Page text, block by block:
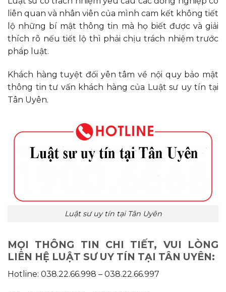
liên quan và nhân viên của mình cam kết không tiết
lộ những bí mật thông tin mà họ biết được và giải
thích rõ nếu tiết lộ thì phải chịu trách nhiệm trước
pháp luật.
Khách hàng tuyệt đối yên tâm về nội quy bảo mật
thông tin tư vấn khách hàng của Luật sư uy tín tại
Tân Uyên.
Luật sư uy tín tại Tân Uyên
MỌI THÔNG TIN CHI TIẾT, VUI LÒNG
LIÊN HỆ LUẬT SƯ UY TÍN TẠI TÂN UYÊN:
Hotline: 038.22.66.998 – 038.22.66.997